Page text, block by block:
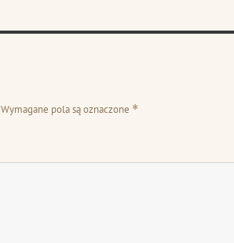
Wymagane pola są oznaczone *